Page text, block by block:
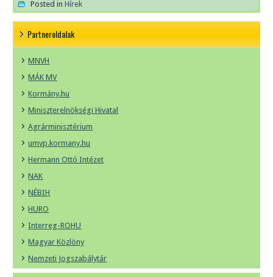
Posted in Hírek
Partneroldalak
MNVH
MÁK MV
Kormány.hu
Miniszterelnökségi Hivatal
Agrárminisztérium
umvp.kormany.hu
Hermann Ottó Intézet
NAK
NÉBIH
HURO
Interreg-ROHU
Magyar Közlöny
Nemzeti Jogszabálytár